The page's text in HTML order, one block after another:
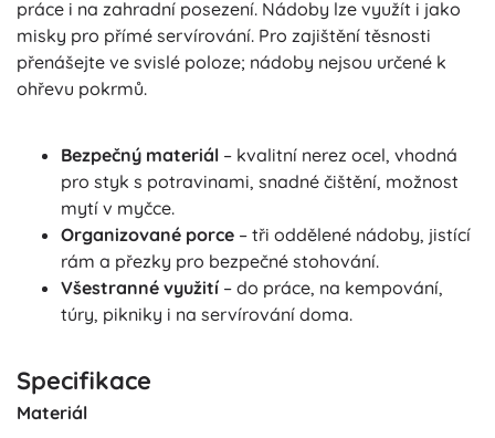
práce i na zahradní posezení. Nádoby lze využít i jako
misky pro přímé servírování. Pro zajištění těsnosti
přenášejte ve svislé poloze; nádoby nejsou určené k
ohřevu pokrmů.
Bezpečný materiál – kvalitní nerez ocel, vhodná
pro styk s potravinami, snadné čištění, možnost
mytí v myčce.
Organizované porce – tři oddělené nádoby, jistící
rám a přezky pro bezpečné stohování.
Všestranné využití – do práce, na kempování,
túry, pikniky i na servírování doma.
Specifikace
Materiál